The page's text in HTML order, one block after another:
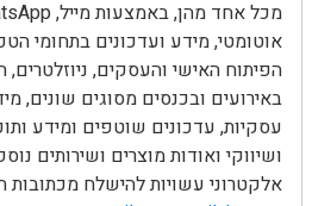
אוטומטי, מידע ועדכונים בתחומי
הפיתוח האישי והעסקים,
באירועים ובכנסים מסוגים שונים,
עסקיות, עדכונים שוטפים ומידע
ושיווקי ואודות מוצרים ושירותים
אלקטרוני עשויות להישלח מכתובות